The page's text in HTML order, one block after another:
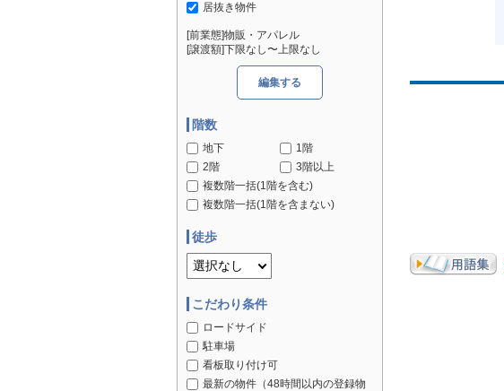
居抜き物件
[前業態]物販・アパレル
[譲渡額]下限なし〜上限なし
編集する
階数
地下
1階
2階
3階以上
複数階一括(1階を含む)
複数階一括(1階を含まない)
徒歩
こだわり条件
ロードサイド
駐車場
看板取り付け可
最新の物件（48時間以内の登録物